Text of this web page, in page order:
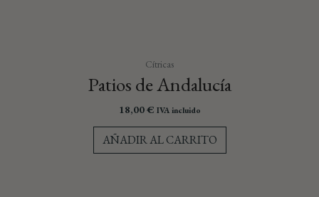
Cítricas
Patios de Andalucía
18,00€ IVA incluido
AÑADIR AL CARRITO